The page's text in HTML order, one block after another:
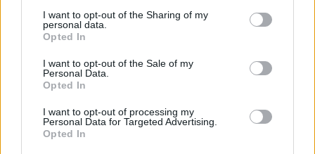
I want to opt-out of the Sharing of my
personal data.
Opted In
I want to opt-out of the Sale of my
Personal Data.
Opted In
I want to opt-out of processing my
Personal Data for Targeted Advertising.
Opted In
JComments
PUBLICIDAD